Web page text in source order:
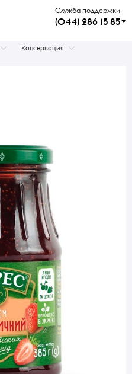
Служба поддержки
(044) 286 15 85
Консервация